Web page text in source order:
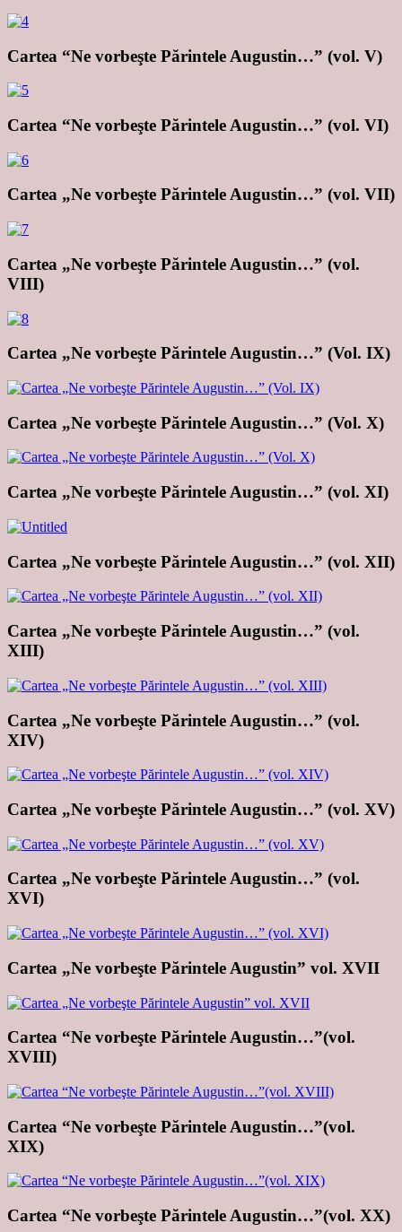
Cartea “Ne vorbeşte Părintele Augustin…” (vol. V)
Cartea “Ne vorbeşte Părintele Augustin…” (vol. VI)
Cartea „Ne vorbeşte Părintele Augustin…” (vol. VII)
Cartea „Ne vorbeşte Părintele Augustin…” (vol.
VIII)
Cartea „Ne vorbeşte Părintele Augustin…” (Vol. IX)
Cartea „Ne vorbeşte Părintele Augustin…” (Vol. X)
Cartea „Ne vorbeşte Părintele Augustin…” (vol. XI)
Cartea „Ne vorbeşte Părintele Augustin…” (vol. XII)
Cartea „Ne vorbeşte Părintele Augustin…” (vol.
XIII)
Cartea „Ne vorbeşte Părintele Augustin…” (vol.
XIV)
Cartea „Ne vorbeşte Părintele Augustin…” (vol. XV)
Cartea „Ne vorbeşte Părintele Augustin…” (vol.
XVI)
Cartea „Ne vorbeşte Părintele Augustin” vol. XVII
Cartea “Ne vorbeşte Părintele Augustin…”(vol.
XVIII)
Cartea “Ne vorbeşte Părintele Augustin…”(vol.
XIX)
Cartea “Ne vorbeşte Părintele Augustin…”(vol. XX)